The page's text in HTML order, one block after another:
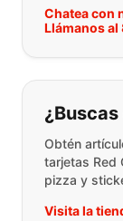
Chatea con
Llámanos
Obtén
tarjetas Red
pizza y
Visita la